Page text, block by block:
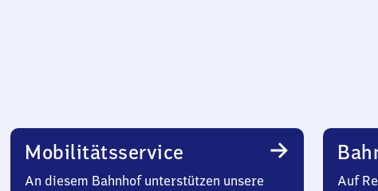
Mobilitätsservice
An diesem Bahnhof unterstützen unsere
Auf